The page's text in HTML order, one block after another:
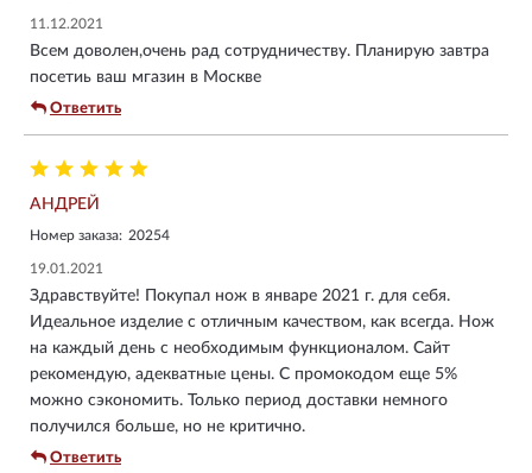
11.12.2021
Всем доволен,очень рад сотрудничеству. Планирую завтра
посетиь ваш мгазин в Москве
Ответить
АНДРЕЙ
Номер заказа: 20254
19.01.2021
Здравствуйте! Покупал нож в январе 2021 г. для себя.
Идеальное изделие с отличным качеством, как всегда. Нож
на каждый день с необходимым функционалом. Сайт
рекомендую, адекватные цены. С промокодом еще 5%
можно сэкономить. Только период доставки немного
получился больше, но не критично.
Ответить